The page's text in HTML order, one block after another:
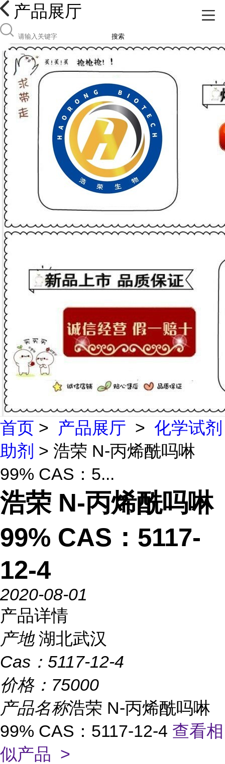
产品展厅
搜索
首页 > 产品展厅 > 化学试剂
助剂 > 浩荣 N-丙烯酰吗啉
99% CAS：5...
浩荣 N-丙烯酰吗啉
99% CAS：5117-
12-4
2020-08-01
产品详情
产地 湖北武汉
Cas： 5117-12-4
价格： 75000
产品名称浩荣 N-丙烯酰吗啉
99% CAS：5117-12-4 查看相
似产品 >